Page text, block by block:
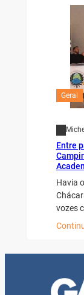
Geral
Entre
Havia
vozes